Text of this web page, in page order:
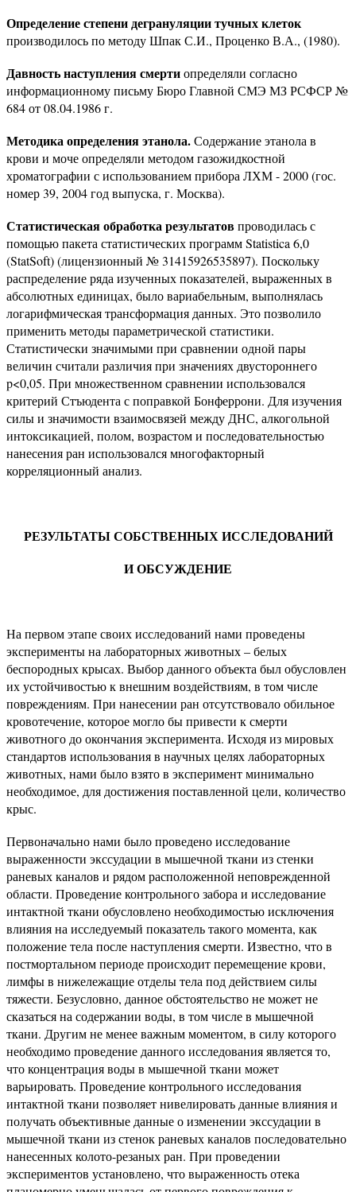
Определение степени дегрануляции тучных клеток
производилось по методу Шпак С.И., Проценко В.А., (1980).
Давность наступления смертиопределяли согласно
информационному письму Бюро Главной СМЭ МЗ РСФСР №
684 от 08.04.1986 г.
Методика определения этанола.Содержание этанола в
крови и моче определяли методом газожидкостной
хроматографии с использованием прибора ЛХМ - 2000 (гос.
номер 39, 2004 год выпуска, г. Москва).
Статистическая обработка результатовпроводилась с
помощью пакета статистических программ Statistica 6,0
(StatSoft) (лицензионный № 31415926535897). Поскольку
распределение ряда изученных показателей, выраженных в
абсолютных единицах, было вариабельным, выполнялась
логарифмическая трансформация данных. Это позволило
применить методы параметрической статистики.
Статистически значимыми при сравнении одной пары
величин считали различия при значениях двустороннего
p<0,05. При множественном сравнении использовался
критерий Стъюдента с поправкой Бонферрони. Для изучения
силы и значимости взаимосвязей между ДНС, алкогольной
интоксикацией, полом, возрастом и последовательностью
нанесения ран использовался многофакторный
корреляционный анализ.
РЕЗУЛЬТАТЫ СОБСТВЕННЫХ ИССЛЕДОВАНИЙ
И ОБСУЖДЕНИЕ
На первом этапе своих исследований нами проведены
эксперименты на лабораторных животных – белых
беспородных крысах. Выбор данного объекта был обусловлен
их устойчивостью к внешним воздействиям, в том числе
повреждениям. При нанесении ран отсутствовало обильное
кровотечение, которое могло бы привести к смерти
животного до окончания эксперимента. Исходя из мировых
стандартов использования в научных целях лабораторных
животных, нами было взято в эксперимент минимально
необходимое, для достижения поставленной цели, количество
крыс.
Первоначально нами было проведено исследование
выраженности экссудации в мышечной ткани из стенки
раневых каналов и рядом расположенной неповрежденной
области. Проведение контрольного забора и исследование
интактной ткани обусловлено необходимостью исключения
влияния на исследуемый показатель такого момента, как
положение тела после наступления смерти. Известно, что в
постмортальном периоде происходит перемещение крови,
лимфы в нижележащие отделы тела под действием силы
тяжести. Безусловно, данное обстоятельство не может не
сказаться на содержании воды, в том числе в мышечной
ткани. Другим не менее важным моментом, в силу которого
необходимо проведение данного исследования является то,
что концентрация воды в мышечной ткани может
варьировать. Проведение контрольного исследования
интактной ткани позволяет нивелировать данные влияния и
получать объективные данные о изменении экссудации в
мышечной ткани из стенок раневых каналов последовательно
нанесенных колото-резаных ран. При проведении
экспериментов установлено, что выраженность отека